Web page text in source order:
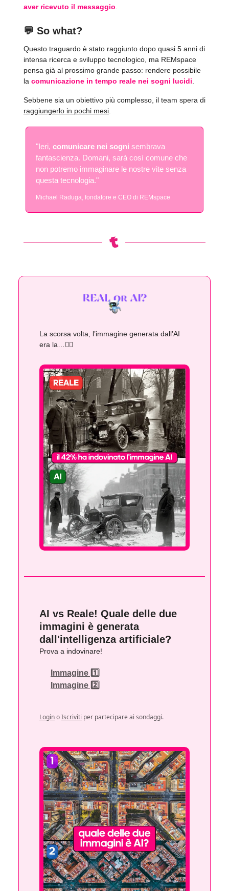
aver ricevuto il messaggio
💬 So what?
Questo traguardo è stato raggiunto dopo quasi 5 anni di
intensa ricerca e sviluppo tecnologico, ma REMspace
pensa già al prossimo grande passo: rendere possibile
la comunicazione in tempo reale nei sogni lucidi
Sebbene sia un obiettivo più complesso, il team spera di
raggiungerlo in pochi mesi
"Ieri, comunicare nei sogni sembrava
fantascienza. Domani, sarà così comune che
non potremo immaginare le nostre vite senza
questa tecnologia."
Michael Raduga, fondatore e CEO di REMspace
La scorsa volta, l’immagine generata dall’AI
era la…👇🏻
AI vs Reale! Quale delle due
immagini è generata
dall'intelligenza artificiale?
Prova a indovinare!
Immagine 1️⃣
Immagine 2️⃣
LoginoIscriviti per partecipare ai sondaggi.